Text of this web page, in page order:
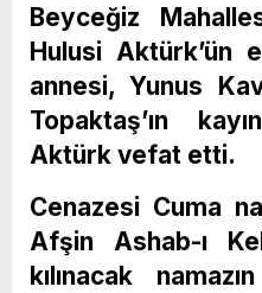
Beyceğiz
Hulusi Aktürk’ün
annesi, Yunus
Topaktaş’ın
Aktürk vefat etti.
Cenazesi Cuma
Afşin Ashab-ı
kılınacak